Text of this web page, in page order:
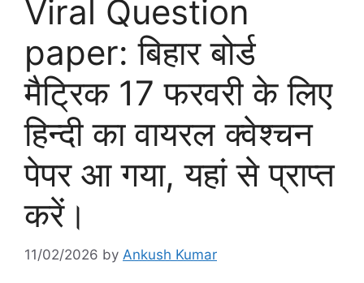
Viral Question
paper: बिहार बोर्ड
मैट्रिक 17 फरवरी के लिए
हिन्दी का वायरल क्वेश्चन
पेपर आ गया, यहां से प्राप्त
करें।
11/02/2026 by Ankush Kumar